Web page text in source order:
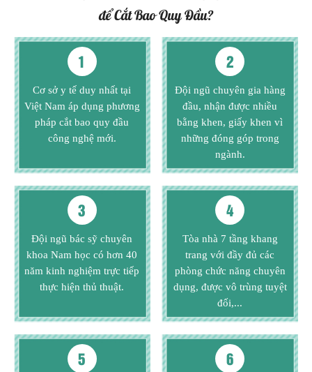
để Cắt Bao Quy Đầu?
1
Cơ sở y tế duy nhất tại
Việt Nam áp dụng phương
pháp cắt bao quy đầu
công nghệ mới.
2
Đội ngũ chuyên gia hàng
đầu, nhận được nhiều
bằng khen, giấy khen vì
những đóng góp trong
ngành.
3
Đội ngũ bác sỹ chuyên
khoa Nam học có hơn 40
năm kinh nghiệm trực tiếp
thực hiện thủ thuật.
4
Tòa nhà 7 tầng khang
trang với đầy đủ các
phòng chức năng chuyên
dụng, được vô trùng tuyệt
đối,...
5 6